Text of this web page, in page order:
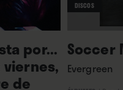
por...
viernes,
de
DISCOS
Soccer
Evergreen